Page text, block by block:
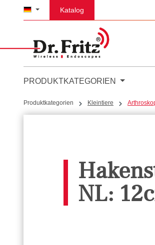
Hauptinhalt springen
Zur Suche springen
Zur Hauptnavigation springen
Katalog
PRODUKTKATEGORIEN
Produktkategorien Kleintiere
NL: